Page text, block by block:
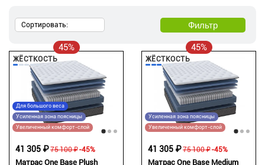
Сортировать: Фильтр
45%
ЖЁСТКОСТЬ
Для большого веса
Усиленная зона поясницы
Увеличенный комфорт-слой
Матрас One Base Plush
75 100 ₽
41 305 ₽ -45%
45%
ЖЁСТКОСТЬ
Усиленная зона поясницы
Увеличенный комфорт-слой
Матрас One Base Medium
75 100 ₽
41 305 ₽ -45%